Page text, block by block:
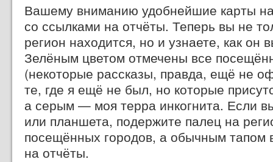
Вашему вниманию удобнейшие карты
со ссылками на отчёты. Теперь вы не
регион находится, но и узнаете, как он
Зелёным цветом отмечены все
(некоторые рассказы, правда, ещё не
те, где я ещё не был, но которые
а серым — моя терра инкогнита. Если
или планшета, подержите палец на
посещённых городов, а обычным тапом
на отчёты.